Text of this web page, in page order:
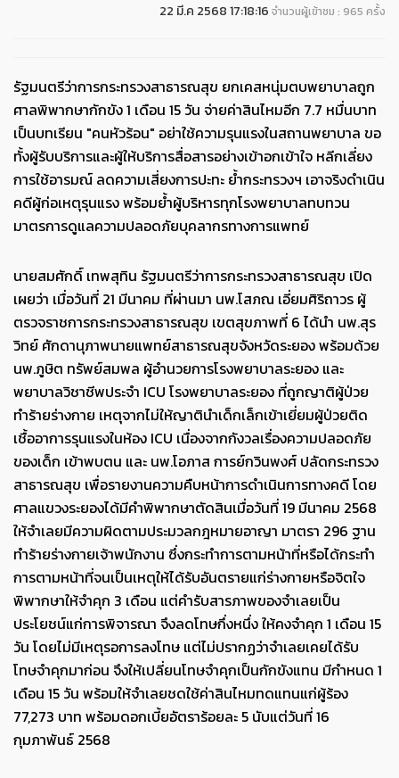
22 มี.ค 2568 17:18:16 จำนวนผู้เข้าชม : 965 ครั้ง
รัฐมนตรีว่าการกระทรวงสาธารณสุข ยกเคสหนุ่มตบพยาบาลถูก
ศาลพิพากษากักขัง 1 เดือน 15 วัน จ่ายค่าสินไหมอีก 7.7 หมื่นบาท
เป็นบทเรียน "คนหัวร้อน" อย่าใช้ความรุนแรงในสถานพยาบาล ขอ
ทั้งผู้รับบริการและผู้ให้บริการสื่อสารอย่างเข้าอกเข้าใจ หลีกเลี่ยง
การใช้อารมณ์ ลดความเสี่ยงการปะทะ ย้ำกระทรวงฯ เอาจริงดำเนิน
คดีผู้ก่อเหตุรุนแรง พร้อมย้ำผู้บริหารทุกโรงพยาบาลทบทวน
มาตรการดูแลความปลอดภัยบุคลากรทางการแพทย์
นายสมศักดิ์ เทพสุทิน รัฐมนตรีว่าการกระทรวงสาธารณสุข เปิด
เผยว่า เมื่อวันที่ 21 มีนาคม ที่ผ่านมา นพ.โสภณ เอี่ยมศิริถาวร ผู้
ตรวจราชการกระทรวงสาธารณสุข เขตสุขภาพที่ 6 ได้นำ นพ.สุร
วิทย์ ศักดานุภาพนายแพทย์สาธารณสุขจังหวัดระยอง พร้อมด้วย
นพ.ภูษิต ทรัพย์สมพล ผู้อำนวยการโรงพยาบาลระยอง และ
พยาบาลวิชาชีพประจำ ICU โรงพยาบาลระยอง ที่ถูกญาติผู้ป่วย
ทำร้ายร่างกาย เหตุจากไม่ให้ญาตินำเด็กเล็กเข้าเยี่ยมผู้ป่วยติด
เชื้ออาการรุนแรงในห้อง ICU เนื่องจากกังวลเรื่องความปลอดภัย
ของเด็ก เข้าพบตน และ นพ.โอภาส การย์กวินพงศ์ ปลัดกระทรวง
สาธารณสุข เพื่อรายงานความคืบหน้าการดำเนินการทางคดี โดย
ศาลแขวงระยองได้มีคำพิพากษาตัดสินเมื่อวันที่ 19 มีนาคม 2568
ให้จำเลยมีความผิดตามประมวลกฎหมายอาญา มาตรา 296 ฐาน
ทำร้ายร่างกายเจ้าพนักงาน ซึ่งกระทำการตามหน้าที่หรือได้กระทำ
การตามหน้าที่จนเป็นเหตุให้ได้รับอันตรายแก่ร่างกายหรือจิตใจ
พิพากษาให้จำคุก 3 เดือน แต่คำรับสารภาพของจำเลยเป็น
ประโยชน์แก่การพิจารณา จึงลดโทษกึ่งหนึ่ง ให้คงจำคุก 1 เดือน 15
วัน โดยไม่มีเหตุรอการลงโทษ แต่ไม่ปรากฏว่าจำเลยเคยได้รับ
โทษจำคุกมาก่อน จึงให้เปลี่ยนโทษจำคุกเป็นกักขังแทน มีกำหนด 1
เดือน 15 วัน พร้อมให้จำเลยชดใช้ค่าสินไหมทดแทนแก่ผู้ร้อง
77,273 บาท พร้อมดอกเบี้ยอัตราร้อยละ 5 นับแต่วันที่ 16
กุมภาพันธ์ 2568